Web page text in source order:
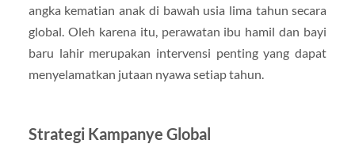
angka kematian anak di bawah usia lima tahun secara
global. Oleh karena itu, perawatan ibu hamil dan bayi
baru lahir merupakan intervensi penting yang dapat
menyelamatkan jutaan nyawa setiap tahun.
Strategi Kampanye Global